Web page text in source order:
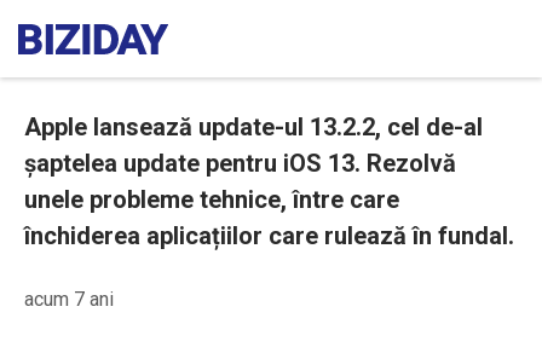
Apple lansează update-ul 13.2.2, cel de-al
șaptelea update pentru iOS 13. Rezolvă
unele probleme tehnice, între care
închiderea aplicațiilor care rulează în fundal.
acum 7 ani